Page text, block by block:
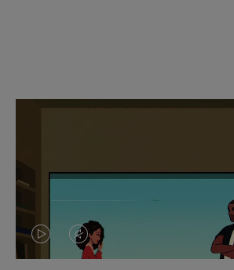
DASVIDEO